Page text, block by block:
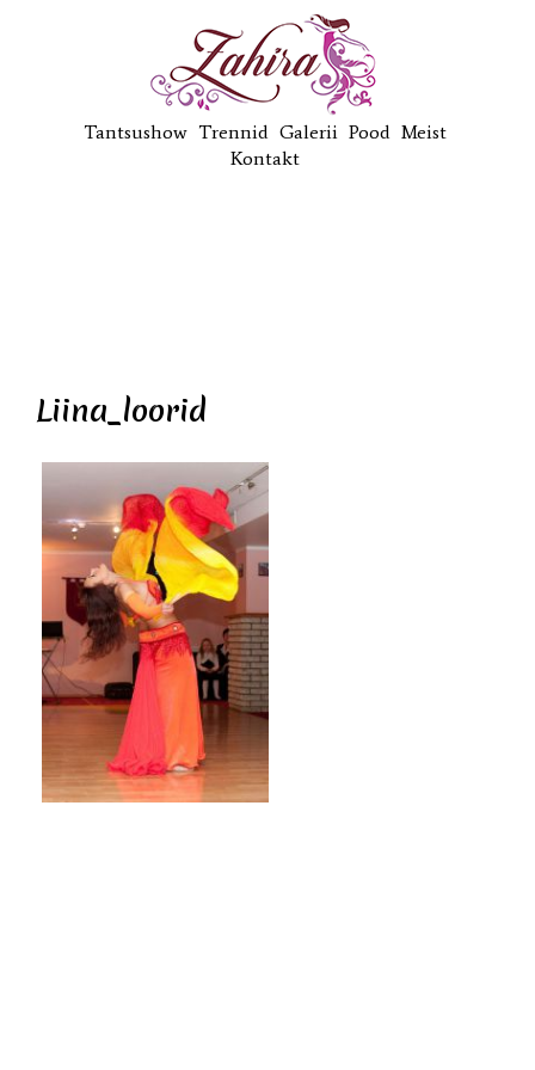
Tantsushow Trennid Galerii Pood Meist
Kontakt
Liina_loorid